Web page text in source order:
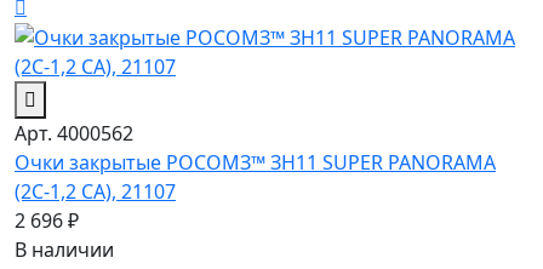
Арт. 4000562
Очки закрытые РОСОМЗ™ ЗН11 SUPER PANORAMA
(2С-1,2 CA), 21107
2 696 ₽
В наличии